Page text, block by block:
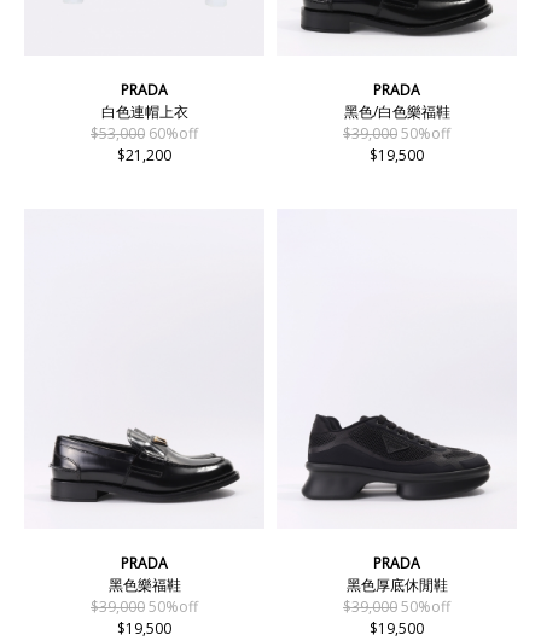
PRADA
白色連帽上衣
$53,000 60%off
$21,200
PRADA
黑色/白色樂福鞋
$39,00050%off
$19,500
PRADA
黑色樂福鞋
$39,00050%off
$19,500
PRADA
黑色厚底休閒鞋
$39,00050%off
$19,500